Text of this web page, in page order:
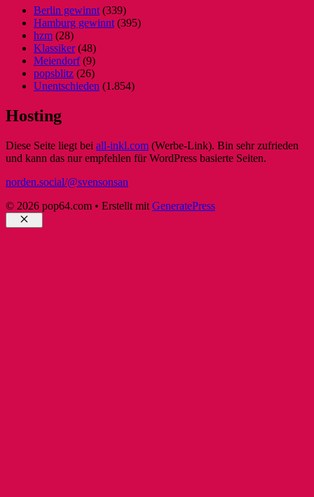
Berlin gewinnt (339)
Hamburg gewinnt (395)
hzm (28)
Klassiker(48)
Meiendorf(9)
popsblitz (26)
Unentschieden (1.854)
Hosting
Diese Seite liegt bei all-inkl.com (Werbe-Link). Bin sehr zufrieden
und kann das nur empfehlen für WordPress basierte Seiten.
norden.social/@svensonsan
© 2026 pop64.com • Erstellt mit GeneratePress
Schließen